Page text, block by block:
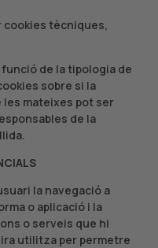
cookies tècniques,
de la tipologia de
sobre si la
mateixes pot ser
de la
la navegació a
o aplicació i la
o serveis que hi
utilitza per permetre